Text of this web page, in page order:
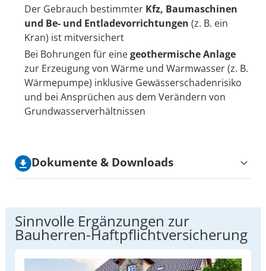
Der Gebrauch bestimmter Kfz, Baumaschinen
und Be- und Entlade­vorrichtungen (z. B. ein
Kran) ist mitversichert
Bei Bohrungen für einegeothermische Anlage
zur Erzeugung von Wärme und Warmwasser (z. B.
Wärmepumpe) inklusive Gewässer­schaden­risiko
und bei Ansprüchen aus dem Verändern von
Grund­wasser­verhältnissen
Dokumente & Downloads
alle Details zu unserer Bauherren-
Haftpflichtversicherung.
Allgemeine Versicherungs­bedingungen
Sinnvolle Ergänzungen zur
Bauherren-Haft­pflicht­versicherung